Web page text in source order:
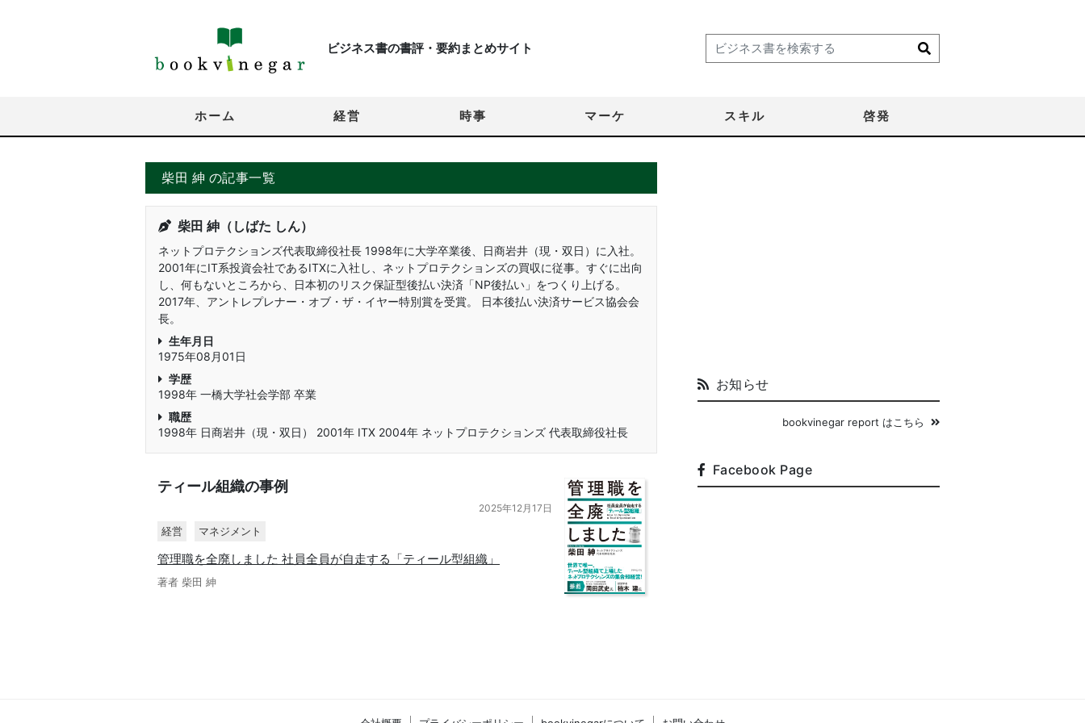
ビジネス書の書評・要約まとめサイト
ホーム 経営 時事 マーケ スキル 啓発
柴田 紳 の記事一覧
柴田 紳（しばた しん）
ネットプロテクションズ代表取締役社長 1998年に大学卒業後、日商岩井（現・双日）に入社。
2001年にIT系投資会社であるITXに入社し、ネットプロテクションズの買収に従事。すぐに出向
し、何もないところから、日本初のリスク保証型後払い決済「NP後払い」をつくり上げる。
2017年、アントレプレナー・オブ・ザ・イヤー特別賞を受賞。 日本後払い決済サービス協会会
長。
生年月日
1975年08月01日
学歴
1998年 一橋大学社会学部 卒業
職歴
1998年 日商岩井（現・双日） 2001年 ITX 2004年 ネットプロテクションズ 代表取締役社長
ティール組織の事例
2025年12月17日
経営 マネジメント
管理職を全廃しました 社員全員が自走する「ティール型組織」
著者 柴田 紳
お知らせ
bookvinegar report はこちら
Facebook Page